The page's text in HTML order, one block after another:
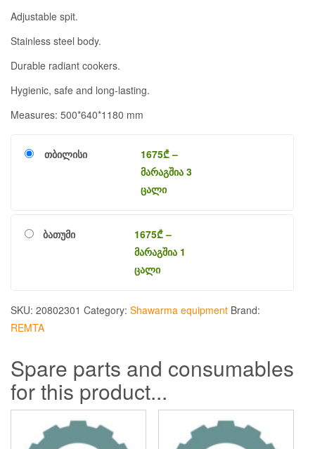
Adjustable spit.
Stainless steel body.
Durable radiant cookers.
Hygienic, safe and long-lasting.
Measures: 500*640*1180 mm
თბილისი 1675₾–
მარაგშია 3
ცალი
ბათუმი 1675₾–
მარაგშია 1
ცალი
SKU: 20802301 Category: Shawarma equipment Brand:
REMTA
Spare parts and consumables
for this product...